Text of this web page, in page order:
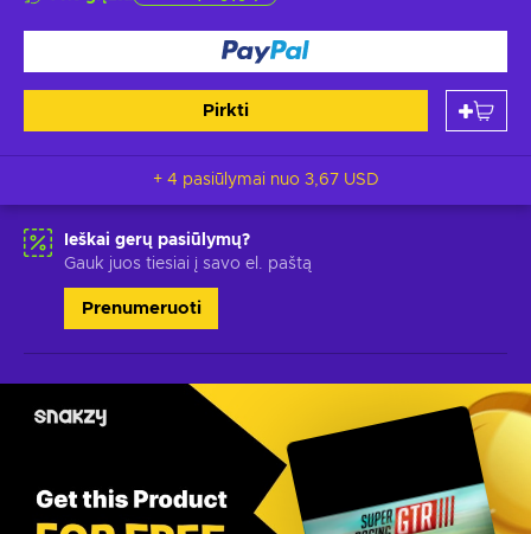
Pirkti
+ 4 pasiūlymai nuo 3,67 USD
Ieškai gerų pasiūlymų?
Gauk juos tiesiai į savo el. paštą
Prenumeruoti